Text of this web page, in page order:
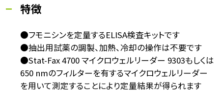
特徴
●フモニシンを定量するELISA検査キットです
●抽出用試薬の調製、加熱、冷却の操作は不要です
●Stat-Fax 4700 マイクロウェルリーダー 9303もしくは
650 nmのフィルターを有するマイクロウェルリーダー
を用いて測定することにより定量結果が得られます